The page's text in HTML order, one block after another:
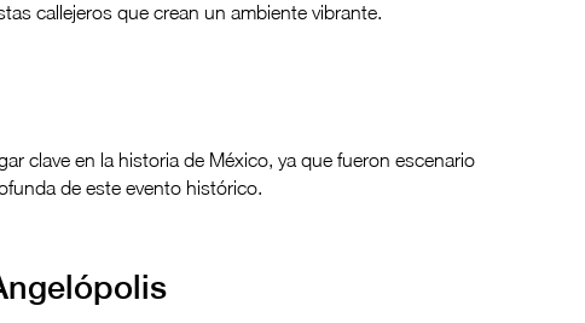
callejeros que crean un ambiente vibrante.
clave en la historia de México, ya que fueron escenario
de este evento histórico.